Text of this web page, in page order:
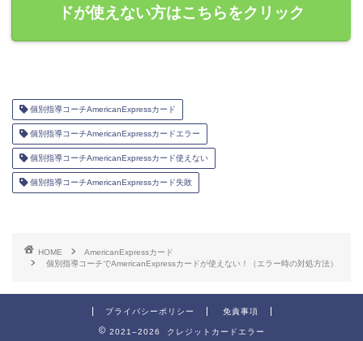
ドが使えない方はこちらをクリック
個別指導コーチAmericanExpressカード
個別指導コーチAmericanExpressカードエラー
個別指導コーチAmericanExpressカード使えない
個別指導コーチAmericanExpressカード失敗
HOME
AmericanExpressカード
個別指導コーチでAmericanExpressカードが使えない！（エラー時の対処方法）
プライバシーポリシー 免責事項
2021–2026 クレジットカードエラー